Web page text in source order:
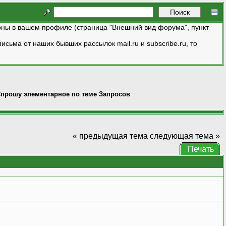
в вашем профиле (страница "Внешний вид форума", пункт
от наших бывших рассылок mail.ru и subscribe.ru, то
элементарное по теме Запросов
« предыдущая тема следующая тема »
Печать